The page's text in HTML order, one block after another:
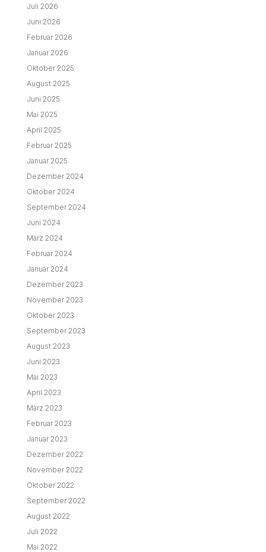
Juli 2026
Juni 2026
Februar 2026
Januar 2026
Oktober 2025
August 2025
Juni 2025
Mai 2025
April 2025
Februar 2025
Januar 2025
Dezember 2024
Oktober 2024
September 2024
Juni 2024
März 2024
Februar 2024
Januar 2024
Dezember 2023
November 2023
Oktober 2023
September 2023
August 2023
Juni 2023
Mai 2023
April 2023
März 2023
Februar 2023
Januar 2023
Dezember 2022
November 2022
Oktober 2022
September 2022
August 2022
Juli 2022
Mai 2022